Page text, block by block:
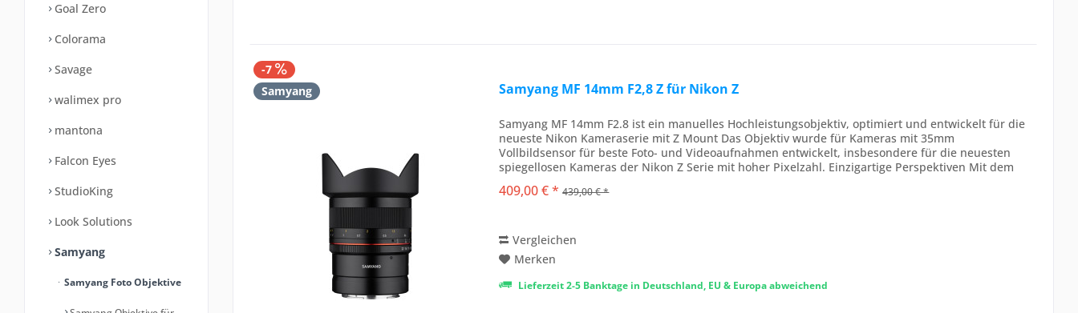
Goal Zero
Colorama
Savage
walimex pro
mantona
Falcon Eyes
StudioKing
Look Solutions
Samyang
Samyang Foto Objektive
-7
Samyang
Samyang MF 14mm F2,8 Z für Nikon Z
Samyang MF 14mm F2.8 ist ein manuelles Hochleistungsobjektiv, optimiert und entwickelt für die
neueste Nikon Kameraserie mit Z Mount Das Objektiv wurde für Kameras mit 35mm
Vollbildsensor für beste Foto- und Videoaufnahmen entwickelt, insbesondere für die neuesten
spiegellosen Kameras der Nikon Z Serie mit hoher Pixelzahl. Einzigartige Perspektiven Mit dem
409,00 € * 439,00 € *
Vergleichen
Merken
Lieferzeit 2-5 Banktage in Deutschland, EU & Europa abweichend